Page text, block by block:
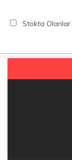
Stokta Olanlar